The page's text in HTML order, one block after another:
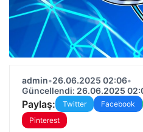
admin•26.06.2025 02:06•
Güncellendi: 26.06.2025
Paylaş: Twitter Facebook
Pinterest